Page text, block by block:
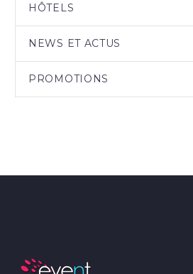
HÔTELS
NEWS ET ACTUS
PROMOTIONS